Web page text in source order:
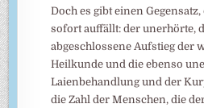
Doch es gibt einen
sofort auffällt: der unerhörte,
abgeschlossene Aufstieg der
Heilkunde und die ebenso
Laienbehandlung und der
die Zahl der Menschen, die